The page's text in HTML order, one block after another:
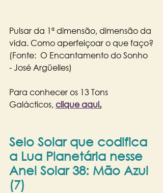
Pulsar da 1ª dimensão, dimensão da
vida. Como aperfeiçoar o que faço?
(Fonte:  O Encantamento do Sonho
- José Argüelles)
Para conhecer os 13 Tons
Galácticos, clique aqui.
Selo Solar que codifica
a Lua Planetária nesse
Anel Solar 38: Mão Azul
(7)